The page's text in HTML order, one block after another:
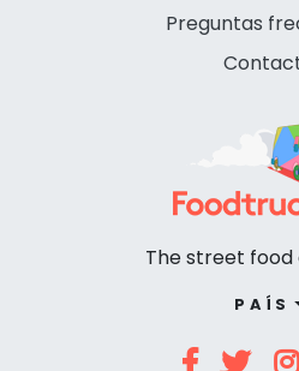
Preguntas
The street food
PAÍS